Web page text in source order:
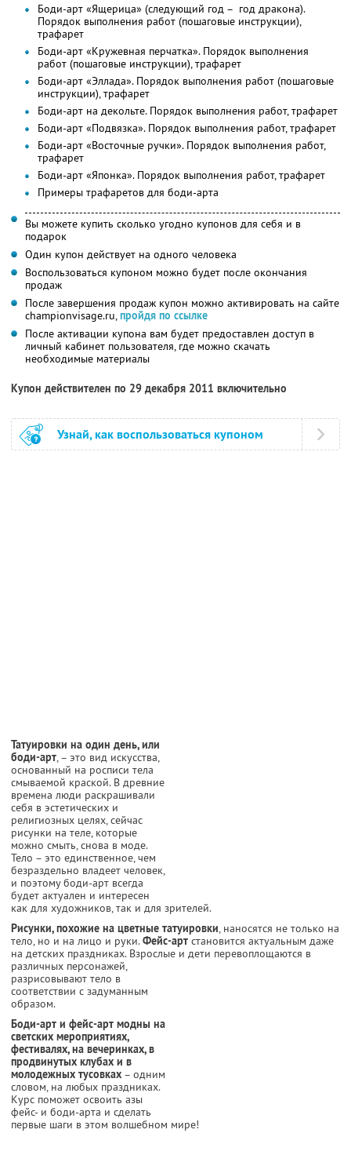
Боди-арт «Ящерица» (следующий год – год дракона).
Порядок выполнения работ (пошаговые инструкции),
трафарет
Боди-арт «Кружевная перчатка». Порядок выполнения
работ (пошаговые инструкции), трафарет
Боди-арт «Эллада». Порядок выполнения работ (пошаговые
инструкции), трафарет
Боди-арт на декольте. Порядок выполнения работ, трафарет
Боди-арт «Подвязка». Порядок выполнения работ, трафарет
Боди-арт «Восточные ручки». Порядок выполнения работ,
трафарет
Боди-арт «Японка». Порядок выполнения работ, трафарет
Примеры трафаретов для боди-арта
Вы можете купить сколько угодно купонов для себя и в
подарок
Один купон действует на одного человека
Воспользоваться купоном можно будет после окончания
продаж
После завершения продаж купон можно активировать на сайте
championvisage.ru,пройдя по ссылке
После активации купона вам будет предоставлен доступ в
личный кабинет пользователя, где можно скачать
необходимые материалы
Купон действителен по 29 декабря 2011 включительно
Узнай, как воспользоваться купоном
Татуировки на один день, или
боди-арт, – это вид искусства,
основанный на росписи тела
смываемой краской. В древние
времена люди раскрашивали
себя в эстетических и
религиозных целях, сейчас
рисунки на теле, которые
можно смыть, снова в моде.
Тело – это единственное, чем
безраздельно владеет человек,
и поэтому боди-арт всегда
будет актуален и интересен
как для художников, так и для зрителей.
Рисунки, похожие на цветные татуировки, наносятся не только на
тело, но и на лицо и руки.Фейс-арт становится актуальным даже
на детских праздниках. Взрослые и дети перевоплощаются в
различных персонажей,
разрисовывают тело в
соответствии с задуманным
образом.
Боди-арт и фейс-арт модны на
светских мероприятиях,
фестивалях, на вечеринках, в
продвинутых клубах и в
молодежных тусовках – одним
словом, на любых праздниках.
Курс поможет освоить азы
фейс- и боди-арта и сделать
первые шаги в этом волшебном мире!